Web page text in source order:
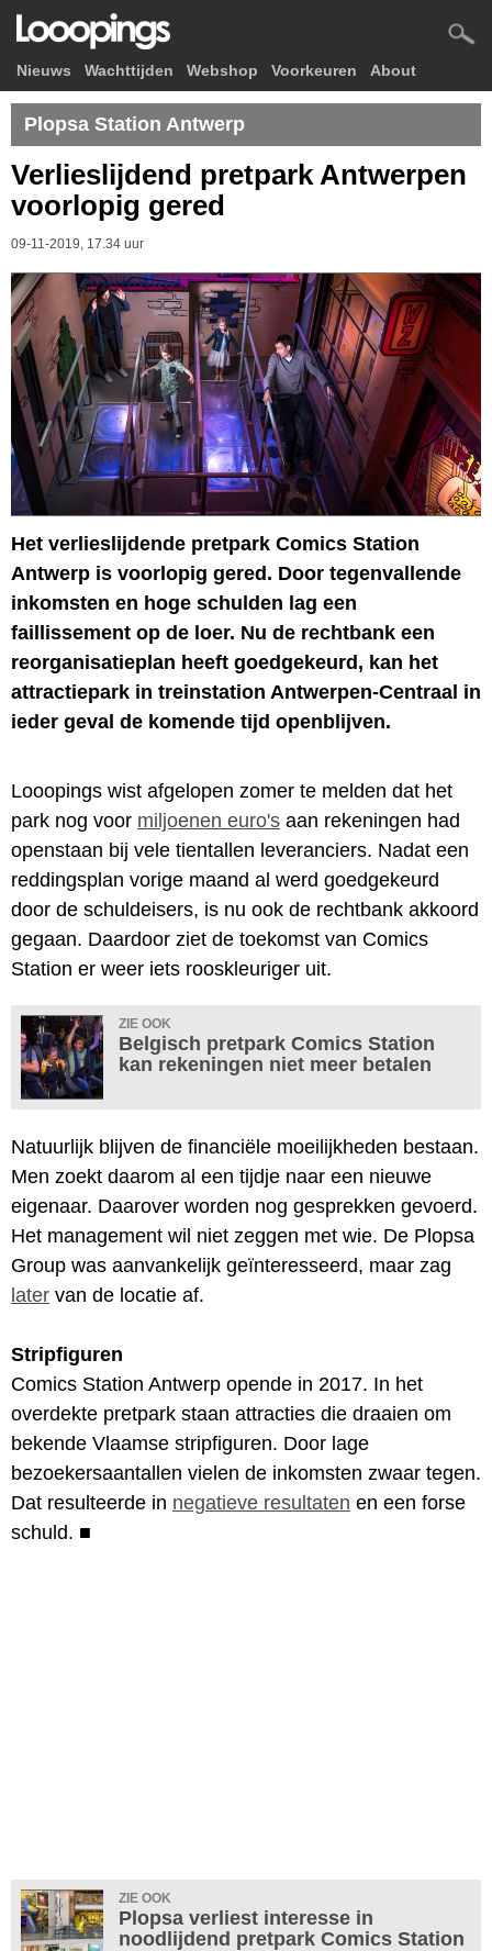
Nieuws Wachttijden Webshop Voorkeuren About
Plopsa Station Antwerp
Verlieslijdend pretpark Antwerpen
voorlopig gered
09-11-2019, 17.34 uur
Het verlieslijdende pretpark Comics Station
Antwerp is voorlopig gered. Door tegenvallende
inkomsten en hoge schulden lag een
faillissement op de loer. Nu de rechtbank een
reorganisatieplan heeft goedgekeurd, kan het
attractiepark in treinstation Antwerpen-Centraal in
ieder geval de komende tijd openblijven.
Looopings wist afgelopen zomer te melden dat het
park nog voor miljoenen euro's aan rekeningen had
openstaan bij vele tientallen leveranciers. Nadat een
reddingsplan vorige maand al werd goedgekeurd
door de schuldeisers, is nu ook de rechtbank akkoord
gegaan. Daardoor ziet de toekomst van Comics
Station er weer iets rooskleuriger uit.
ZIE OOK
Belgisch pretpark Comics Station
kan rekeningen niet meer betalen
Natuurlijk blijven de financiële moeilijkheden bestaan.
Men zoekt daarom al een tijdje naar een nieuwe
eigenaar. Daarover worden nog gesprekken gevoerd.
Het management wil niet zeggen met wie. De Plopsa
Group was aanvankelijk geïnteresseerd, maar zag
later van de locatie af.
Stripfiguren
Comics Station Antwerp opende in 2017. In het
overdekte pretpark staan attracties die draaien om
bekende Vlaamse stripfiguren. Door lage
bezoekersaantallen vielen de inkomsten zwaar tegen.
Dat resulteerde in negatieve resultaten en een forse
schuld. ■
ZIE OOK
Plopsa verliest interesse in
noodlijdend pretpark Comics Station